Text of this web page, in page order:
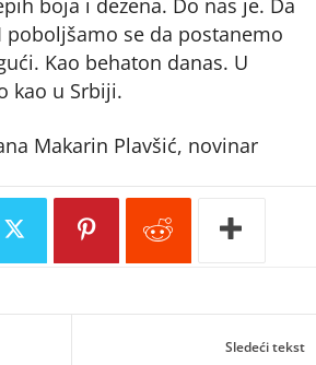
boja i dezena. Do nas je. Da
se da postanemo
Kao behaton danas. U
kao u Srbiji.
Makarin Plavšić, novinar
Sledeći tekst